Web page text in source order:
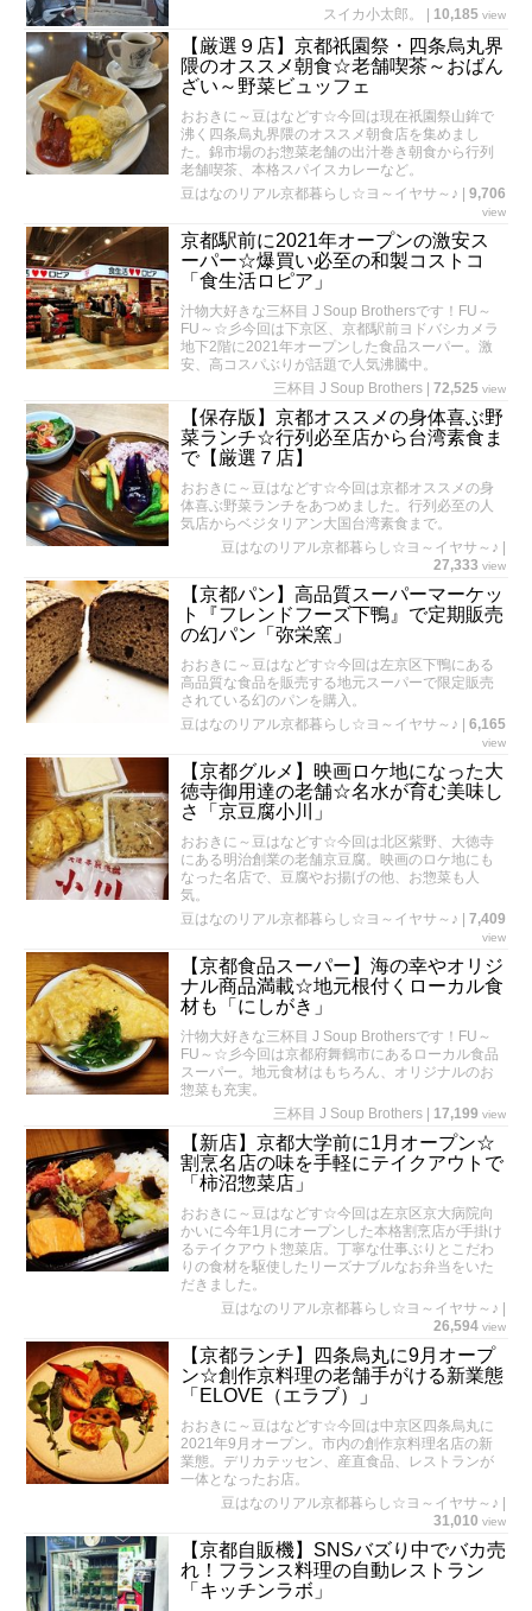
スイカ小太郎。
10,185 view
【厳選９店】京都祇園祭・四条烏丸界
隈のオススメ朝食☆老舗喫茶～おばん
ざい～野菜ビュッフェ
おおきに～豆はなどす☆今回は現在祇園祭山鉾で
沸く四条烏丸界隈のオススメ朝食店を集めまし
た。錦市場のお惣菜老舗の出汁巻き朝食から行列
老舗喫茶、本格スパイスカレーなど。
豆はなのリアル京都暮らし☆ヨ～イヤサ～♪
9,706
view
京都駅前に2021年オープンの激安ス
ーパー☆爆買い必至の和製コストコ
「食生活ロピア」
汁物大好きな三杯目 J Soup Brothersです！FU～
FU～☆彡今回は下京区、京都駅前ヨドバシカメラ
地下2階に2021年オープンした食品スーパー。激
安、高コスパぶりが話題で人気沸騰中。
三杯目 J Soup Brothers
72,525 view
【保存版】京都オススメの身体喜ぶ野
菜ランチ☆行列必至店から台湾素食ま
で【厳選７店】
おおきに～豆はなどす☆今回は京都オススメの身
体喜ぶ野菜ランチをあつめました。行列必至の人
気店からベジタリアン大国台湾素食まで。
豆はなのリアル京都暮らし☆ヨ～イヤサ～♪
27,333 view
【京都パン】高品質スーパーマーケッ
ト『フレンドフーズ下鴨』で定期販売
の幻パン「弥栄窯」
おおきに～豆はなどす☆今回は左京区下鴨にある
高品質な食品を販売する地元スーパーで限定販売
されている幻のパンを購入。
豆はなのリアル京都暮らし☆ヨ～イヤサ～♪
6,165
view
【京都グルメ】映画ロケ地になった大
徳寺御用達の老舗☆名水が育む美味し
さ「京豆腐小川」
おおきに～豆はなどす☆今回は北区紫野、大徳寺
にある明治創業の老舗京豆腐。映画のロケ地にも
なった名店で、豆腐やお揚げの他、お惣菜も人
気。
豆はなのリアル京都暮らし☆ヨ～イヤサ～♪
7,409
view
【京都食品スーパー】海の幸やオリジ
ナル商品満載☆地元根付くローカル食
材も「にしがき」
汁物大好きな三杯目 J Soup Brothersです！FU～
FU～☆彡今回は京都府舞鶴市にあるローカル食品
スーパー。地元食材はもちろん、オリジナルのお
惣菜も充実。
三杯目 J Soup Brothers
17,199 view
【新店】京都大学前に1月オープン☆
割烹名店の味を手軽にテイクアウトで
「柿沼惣菜店」
おおきに～豆はなどす☆今回は左京区京大病院向
かいに今年1月にオープンした本格割烹店が手掛け
るテイクアウト惣菜店。丁寧な仕事ぶりとこだわ
りの食材を駆使したリーズナブルなお弁当をいた
だきました。
豆はなのリアル京都暮らし☆ヨ～イヤサ～♪
26,594 view
【京都ランチ】四条烏丸に9月オープ
ン☆創作京料理の老舗手がける新業態
「ELOVE（エラブ）」
おおきに～豆はなどす☆今回は中京区四条烏丸に
2021年9月オープン。市内の創作京料理名店の新
業態。デリカテッセン、産直食品、レストランが
一体となったお店。
豆はなのリアル京都暮らし☆ヨ～イヤサ～♪
31,010 view
【京都自販機】SNSバズり中でバカ売
れ！フランス料理の自動レストラン
「キッチンラボ」